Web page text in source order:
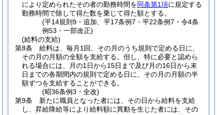
により定められたその者の勤務時間を同条第1項に規定する
勤務時間で除して得た数を乗じて得た額とする。
(平14規則9・追加、平17条例7・平22条例7・令4条
例53・一部改正)
(給料の支給)
第8条
給料は、毎月1回、その月のうち規則で定める日に、
その月の月額の全額を支給する。 但し、特に必要と認めら
れる場合には、月の1日から15日まで及び月の16日から末
日までの各期間内の規則で定める日に、その月の月額の半
額ずつを支給することができる。
(昭36条例3・全改)
第9条
新たに職員となった者には、その日から給料を支給
し、昇給降給等により給料額に異動を生じた者には、その